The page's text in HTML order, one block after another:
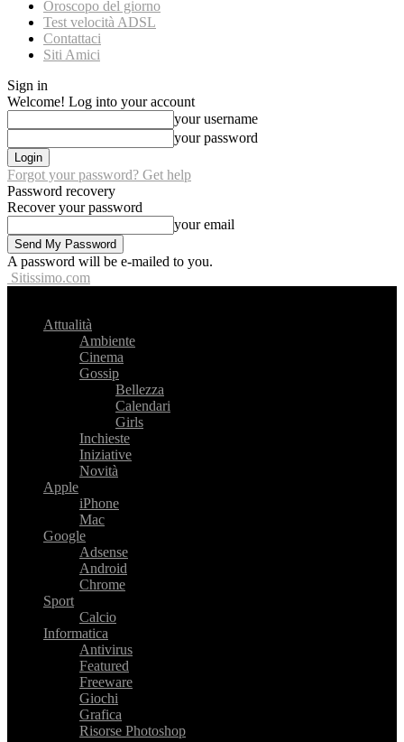
Oroscopo del giorno
Test velocità ADSL
Contattaci
Siti Amici
Sign in
Welcome! Log into your account
your username
your password
Forgot your password? Get help
Password recovery
Recover your password
your email
A password will be e-mailed to you.
Sitissimo.com
Attualità
Ambiente
Cinema
Gossip
Bellezza
Calendari
Girls
Inchieste
Iniziative
Novità
Apple
iPhone
Mac
Google
Adsense
Android
Chrome
Sport
Calcio
Informatica
Antivirus
Featured
Freeware
Giochi
Grafica
Risorse Photoshop